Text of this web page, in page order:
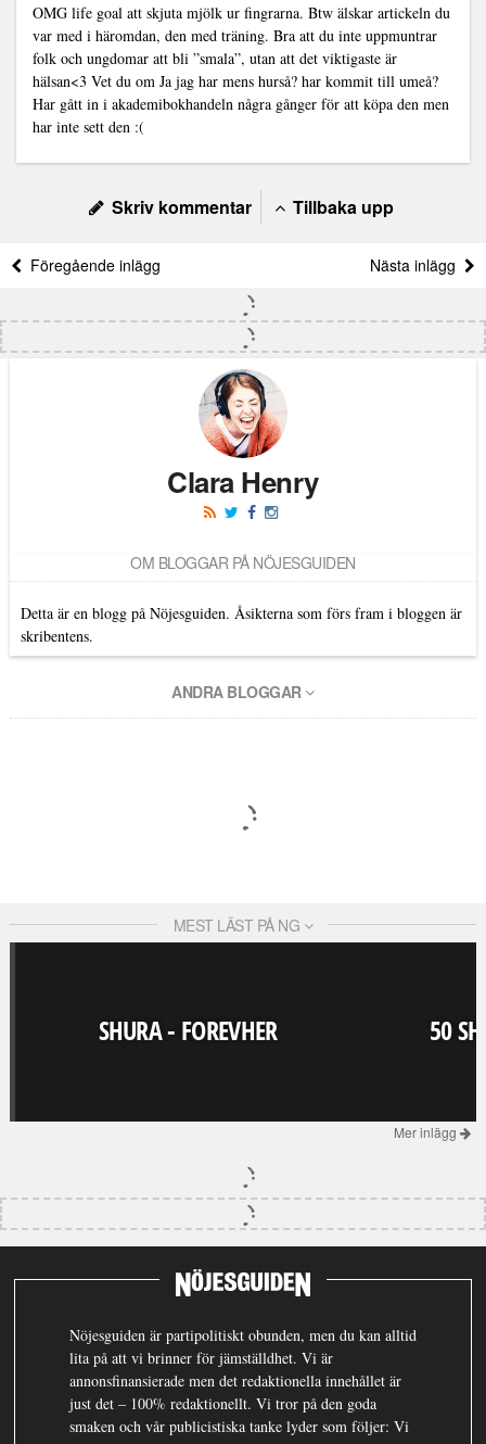
OMG life goal att skjuta mjölk ur fingrarna. Btw älskar artickeln du
var med i häromdan, den med träning. Bra att du inte uppmuntrar
folk och ungdomar att bli ”smala”, utan att det viktigaste är
hälsan<3 Vet du om Ja jag har mens hurså? har kommit till umeå?
Har gått in i akademibokhandeln några gånger för att köpa den men
har inte sett den :(
Skriv kommentar Tillbaka upp
Föregående inlägg Nästa inlägg
Clara Henry
OM BLOGGAR PÅ NÖJESGUIDEN
Detta är en blogg på Nöjesguiden. Åsikterna som förs fram i bloggen är
skribentens.
ANDRA BLOGGAR
MEST LÄST PÅ NG
SHURA - FOREVHER 50
Mer inlägg
Nöjesguiden är partipolitiskt obunden, men du kan alltid
lita på att vi brinner för jämställdhet. Vi är
annonsfinansierade men det redaktionella innehållet är
just det – 100% redaktionellt. Vi tror på den goda
smaken och vår publicistiska tanke lyder som följer: Vi